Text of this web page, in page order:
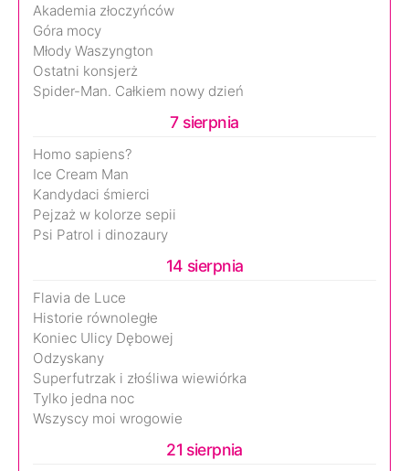
Akademia złoczyńców
Góra mocy
Młody Waszyngton
Ostatni konsjerż
Spider-Man. Całkiem nowy dzień
7 sierpnia
Homo sapiens?
Ice Cream Man
Kandydaci śmierci
Pejzaż w kolorze sepii
Psi Patrol i dinozaury
14 sierpnia
Flavia de Luce
Historie równoległe
Koniec Ulicy Dębowej
Odzyskany
Superfutrzak i złośliwa wiewiórka
Tylko jedna noc
Wszyscy moi wrogowie
21 sierpnia